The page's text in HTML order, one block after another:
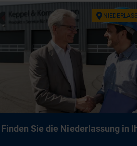
Fin­den Sie die Nie­der­las­sung in